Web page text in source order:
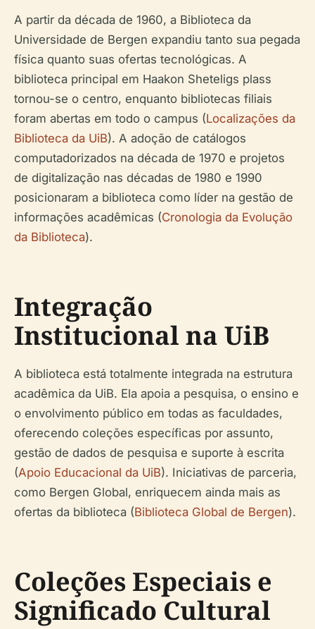
A partir da década de 1960, a Biblioteca da
Universidade de Bergen expandiu tanto sua pegada
física quanto suas ofertas tecnológicas. A
biblioteca principal em Haakon Sheteligs plass
tornou-se o centro, enquanto bibliotecas filiais
foram abertas em todo o campus (Localizações da
Biblioteca da UiB). A adoção de catálogos
computadorizados na década de 1970 e projetos
de digitalização nas décadas de 1980 e 1990
posicionaram a biblioteca como líder na gestão de
informações acadêmicas (Cronologia da Evolução
da Biblioteca).
Integração
Institucional na UiB
A biblioteca está totalmente integrada na estrutura
acadêmica da UiB. Ela apoia a pesquisa, o ensino e
o envolvimento público em todas as faculdades,
oferecendo coleções específicas por assunto,
gestão de dados de pesquisa e suporte à escrita
(Apoio Educacional da UiB). Iniciativas de parceria,
como Bergen Global, enriquecem ainda mais as
ofertas da biblioteca (Biblioteca Global de Bergen).
Coleções Especiais e
Significado Cultural